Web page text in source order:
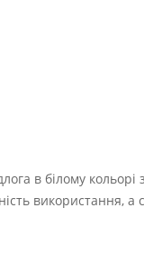
в білому
використання, а